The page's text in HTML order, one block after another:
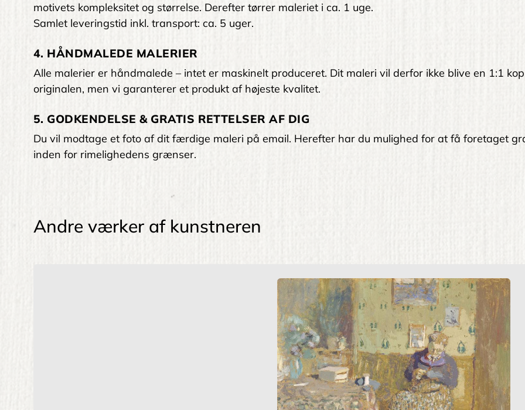
motivets kompleksitet og størrelse. Derefter tørrer maleriet i ca. 1 uge.
Samlet leveringstid inkl. transport: ca. 5 uger.
4. HÅNDMALEDE MALERIER
Alle malerier er håndmalede – intet er maskinelt produceret. Dit maleri vil derfor ikke blive en 1:1
originalen, men vi garanterer et produkt af højeste kvalitet.
5. GODKENDELSE & GRATIS RETTELSER AF DIG
Du vil modtage et foto af dit færdige maleri på email. Herefter har du mulighed for at få foretaget
inden for rimelighedens grænser.
Andre værker af kunstneren